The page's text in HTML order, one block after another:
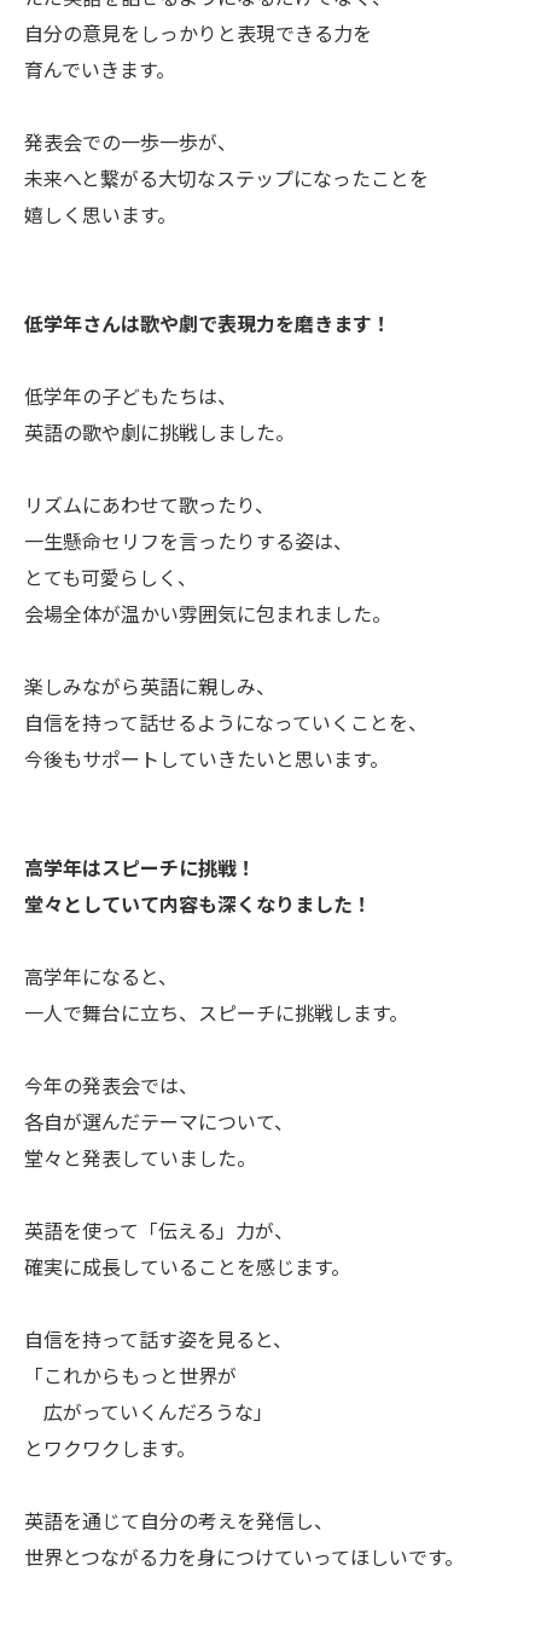
自分の意見をしっかりと表現できる力を
育んでいきます。
発表会での一歩一歩が、
未来へと繋がる大切なステップになったことを
嬉しく思います。
低学年さんは歌や劇で表現力を磨きます！
低学年の子どもたちは、
英語の歌や劇に挑戦しました。
リズムにあわせて歌ったり、
一生懸命セリフを言ったりする姿は、
とても可愛らしく、
会場全体が温かい雰囲気に包まれました。
楽しみながら英語に親しみ、
自信を持って話せるようになっていくことを、
今後もサポートしていきたいと思います。
高学年はスピーチに挑戦！
堂々としていて内容も深くなりました！
高学年になると、
一人で舞台に立ち、スピーチに挑戦します。
今年の発表会では、
各自が選んだテーマについて、
堂々と発表していました。
英語を使って「伝える」力が、
確実に成長していることを感じます。
自信を持って話す姿を見ると、
「これからもっと世界が
広がっていくんだろうな」
とワクワクします。
英語を通じて自分の考えを発信し、
世界とつながる力を身につけていってほしいです。